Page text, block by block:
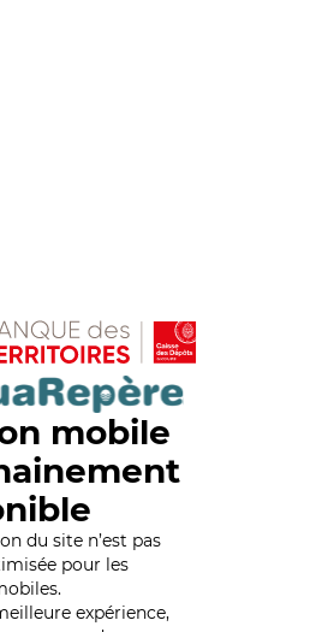
mobile
du site n’est pas
pour les
expérience,